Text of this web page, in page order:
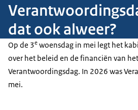
dat ook alweer?
Op de 3e woensdag in mei legt het
over het beleid en de financiën van
Verantwoordingsdag. In 2026 was
mei.